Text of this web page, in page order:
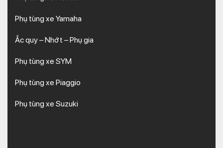
Phụ tùng xe Yamaha
Ắc quy – Nhớt – Phụ gia
Phụ tùng xe SYM
Phụ tùng xe Piaggio
Phụ tùng xe Suzuki